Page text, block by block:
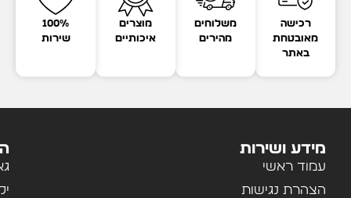
רכישה
מאובטחת
באתר
משלוחים
מהירים
מוצרים
איכותיים
100%
שירות
מידע ושירות
עמוד ראשי
הצהרת נגישות